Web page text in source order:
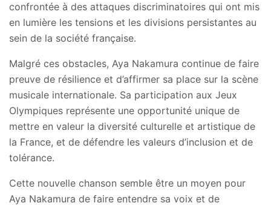
confrontée à des attaques discriminatoires qui ont mis
en lumière les tensions et les divisions persistantes au
sein de la société française.
Malgré ces obstacles, Aya Nakamura continue de faire
preuve de résilience et d’affirmer sa place sur la scène
musicale internationale. Sa participation aux Jeux
Olympiques représente une opportunité unique de
mettre en valeur la diversité culturelle et artistique de
la France, et de défendre les valeurs d’inclusion et de
tolérance.
Cette nouvelle chanson semble être un moyen pour
Aya Nakamura de faire entendre sa voix et de